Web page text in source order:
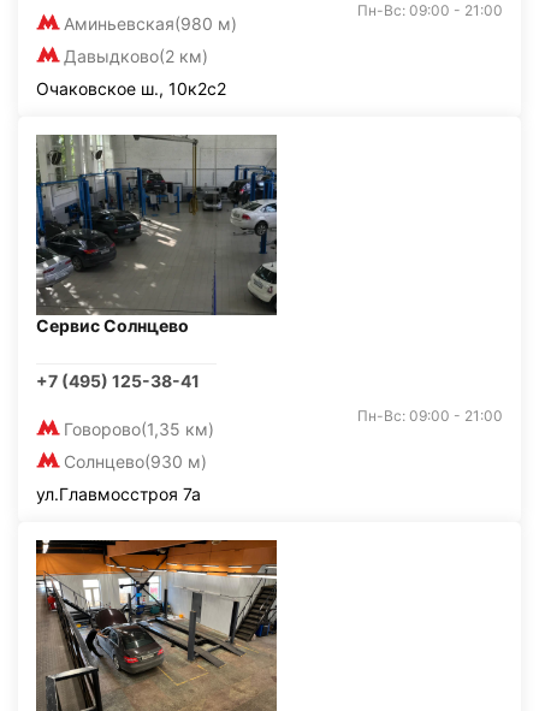
Аминьевская(980 м)
Давыдково(2 км)
Пн-Вс: 09:00 - 21:00
Очаковское ш., 10к2с2
Сервис Солнцево
+7 (495) 125-38-41
Говорово(1,35 км)
Солнцево(930 м)
Пн-Вс: 09:00 - 21:00
ул.Главмосстроя 7а